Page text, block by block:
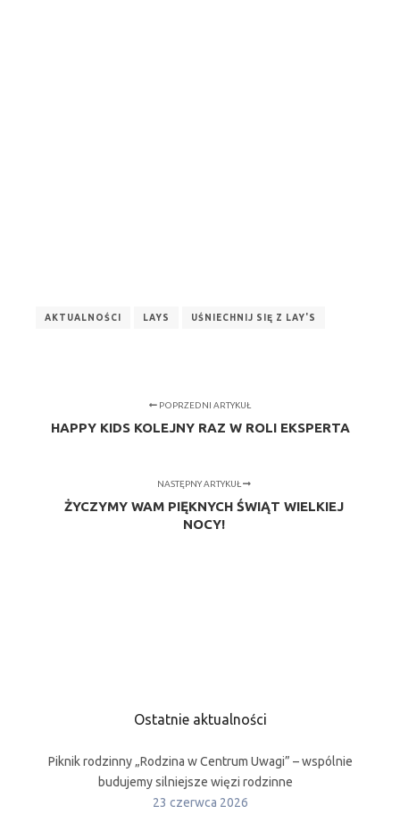
AKTUALNOŚCI LAYS UŚNIECHNIJ SIĘ Z LAY'S
POPRZEDNI ARTYKUŁ
HAPPY KIDS KOLEJNY RAZ W ROLI EKSPERTA
NASTĘPNY ARTYKUŁ
ŻYCZYMY WAM PIĘKNYCH ŚWIĄT WIELKIEJ
NOCY!
Ostatnie aktualności
Piknik rodzinny „Rodzina w Centrum Uwagi” – wspólnie
budujemy silniejsze więzi rodzinne
23 czerwca 2026